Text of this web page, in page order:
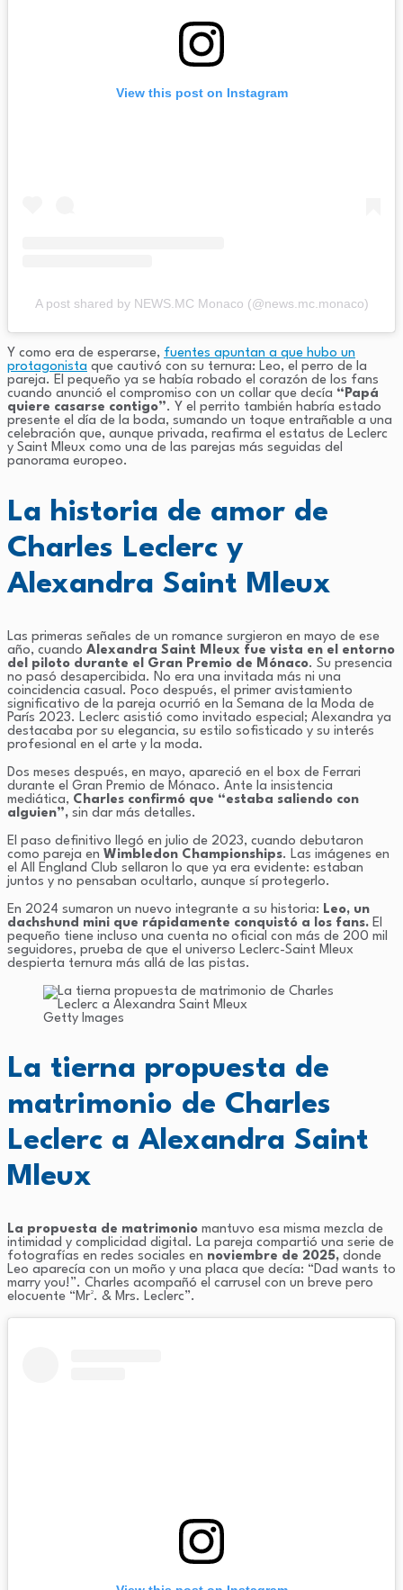
View this post on Instagram
A post shared by NEWS.MC Monaco (@news.mc.monaco)
Y como era de esperarse, fuentes apuntan a que hubo un
protagonista que cautivó con su ternura: Leo, el perro de la
pareja. El pequeño ya se había robado el corazón de los fans
cuando anunció el compromiso con un collar que decía “Papá
quiere casarse contigo”. Y el perrito también habría estado
presente el día de la boda, sumando un toque entrañable a una
celebración que, aunque privada, reafirma el estatus de Leclerc
y Saint Mleux como una de las parejas más seguidas del
panorama europeo.
La historia de amor de
Charles Leclerc y
Alexandra Saint Mleux
Las primeras señales de un romance surgieron en mayo de ese
año, cuando Alexandra Saint Mleux fue vista en el entorno
del piloto durante el Gran Premio de Mónaco. Su presencia
no pasó desapercibida. No era una invitada más ni una
coincidencia casual. Poco después, el primer avistamiento
significativo de la pareja ocurrió en la Semana de la Moda de
París 2023. Leclerc asistió como invitado especial; Alexandra ya
destacaba por su elegancia, su estilo sofisticado y su interés
profesional en el arte y la moda.
Dos meses después, en mayo, apareció en el box de Ferrari
durante el Gran Premio de Mónaco. Ante la insistencia
mediática, Charles confirmó que “estaba saliendo con
alguien”, sin dar más detalles.
El paso definitivo llegó en julio de 2023, cuando debutaron
como pareja en Wimbledon Championships. Las imágenes en
el All England Club sellaron lo que ya era evidente: estaban
juntos y no pensaban ocultarlo, aunque sí protegerlo.
En 2024 sumaron un nuevo integrante a su historia: Leo, un
dachshund mini que rápidamente conquistó a los fans. El
pequeño tiene incluso una cuenta no oficial con más de 200 mil
seguidores, prueba de que el universo Leclerc-Saint Mleux
despierta ternura más allá de las pistas.
Getty Images
La tierna propuesta de
matrimonio de Charles
Leclerc a Alexandra Saint
Mleux
La propuesta de matrimonio mantuvo esa misma mezcla de
intimidad y complicidad digital. La pareja compartió una serie de
fotografías en redes sociales en noviembre de 2025, donde
Leo aparecía con un moño y una placa que decía: “Dad wants to
marry you!”. Charles acompañó el carrusel con un breve pero
elocuente “Mr². & Mrs. Leclerc”.